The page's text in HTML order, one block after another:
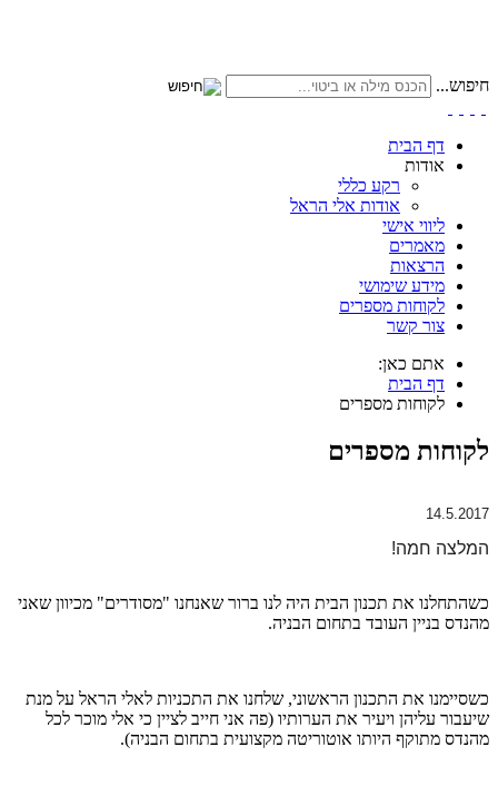
חיפוש...
דף הבית
אודות
רקע כללי
אודות אלי הראל
ליווי אישי
מאמרים
הרצאות
מידע שימושי
לקוחות מספרים
צור קשר
אתם כאן:
דף הבית
לקוחות מספרים
לקוחות מספרים
14.5.2017
המלצה חמה!
כשהתחלנו את תכנון הבית היה לנו ברור שאנחנו "מסודרים" מכיוון שאני
מהנדס בניין העובד בתחום הבניה.
כשסיימנו את התכנון הראשוני, שלחנו את התכניות לאלי הראל על מנת
שיעבור עליהן ויעיר את הערותיו (פה אני חייב לציין כי אלי מוכר לכל
מהנדס מתוקף היותו אוטוריטה מקצועית בתחום הבניה).